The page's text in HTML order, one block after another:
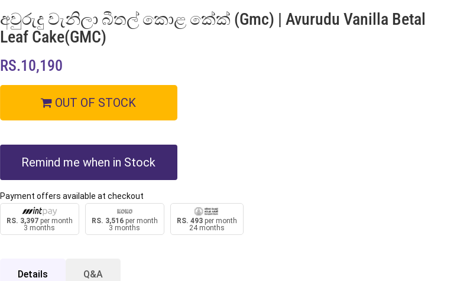
අවුරුදු වැනිලා බීතල් කොළ කේක් (gmc) | Avurudu Vanilla Betal
Leaf Cake(GMC)
RS.10,190
OUT OF STOCK
Remind me when in Stock
Payment offers available at checkout
RS. 3,397per month
3 months
RS. 3,516per month
3 months
RS. 493per month
24 months
Details Q&A